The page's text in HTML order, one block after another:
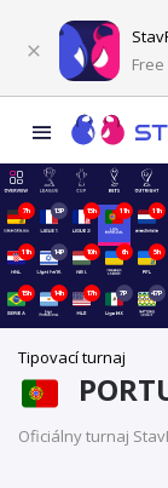
Free
7h 13P 15h 11h 11h
11h 14P 10h 6h 5h
15h 14h 17h 7P 47P
Tipovací turnaj
Oficiálny turnaj